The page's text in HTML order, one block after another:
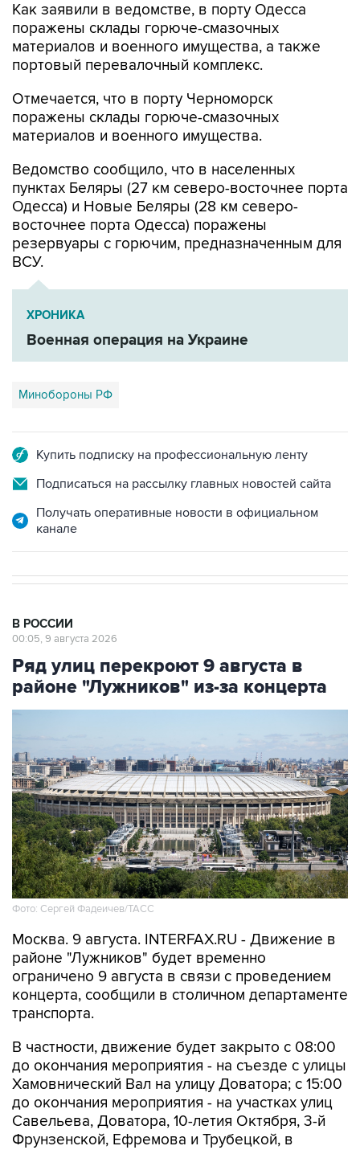
Как заявили в ведомстве, в порту Одесса
поражены склады горюче-смазочных
материалов и военного имущества, а также
портовый перевалочный комплекс.
Отмечается, что в порту Черноморск
поражены склады горюче-смазочных
материалов и военного имущества.
Ведомство сообщило, что в населенных
пунктах Беляры (27 км северо-восточнее порта
Одесса) и Новые Беляры (28 км северо-
восточнее порта Одесса) поражены
резервуары с горючим, предназначенным для
ВСУ.
ХРОНИКА
Военная операция на Украине
Минобороны РФ
Купить подписку на профессиональную ленту
Подписаться на рассылку главных новостей сайта
Получать оперативные новости в официальном
канале
В РОССИИ
00:05, 9 августа 2026
Ряд улиц перекроют 9 августа в
районе "Лужников" из-за концерта
Фото: Сергей Фадеичев/ТАСС
Москва. 9 августа. INTERFAX.RU - Движение в
районе "Лужников" будет временно
ограничено 9 августа в связи с проведением
концерта, сообщили в столичном департаменте
транспорта.
В частности, движение будет закрыто с 08:00
до окончания мероприятия - на съезде с улицы
Хамовнический Вал на улицу Доватора; с 15:00
до окончания мероприятия - на участках улиц
Савельева, Доватора, 10-летия Октября, 3-й
Фрунзенской, Ефремова и Трубецкой, в